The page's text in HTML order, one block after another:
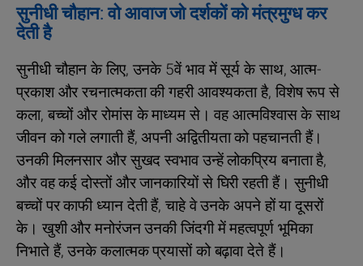
सुनीधी चौहान: वो आवाज जो दर्शकों को मंत्रमुग्ध कर
देती है
सुनीधी चौहान के लिए, उनके 5वें भाव में सूर्य के साथ, आत्म-
प्रकाश और रचनात्मकता की गहरी आवश्यकता है, विशेष रूप से
कला, बच्चों और रोमांस के माध्यम से। वह आत्मविश्वास के साथ
जीवन को गले लगाती हैं, अपनी अद्वितीयता को पहचानती हैं।
उनकी मिलनसार और सुखद स्वभाव उन्हें लोकप्रिय बनाता है,
और वह कई दोस्तों और जानकारियों से घिरी रहती हैं। सुनीधी
बच्चों पर काफी ध्यान देती हैं, चाहे वे उनके अपने हों या दूसरों
के। खुशी और मनोरंजन उनकी जिंदगी में महत्वपूर्ण भूमिका
निभाते हैं, उनके कलात्मक प्रयासों को बढ़ावा देते हैं।